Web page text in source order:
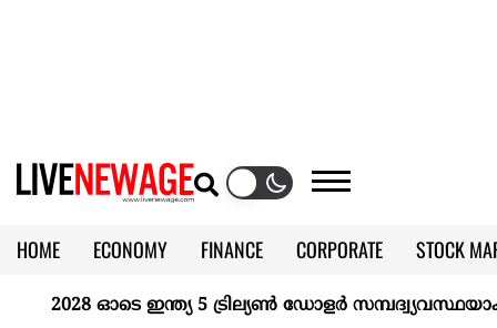
HOME ECONOMY FINANCE CORPORATE
STOCK
CALENDAR
KERALA @70
ഓടെ ഇന്ത്യ 5 ട്രില്യണ്‍ ഡോളര്‍